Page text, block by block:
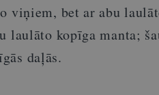
viņiem, bet ar abu
laulāto kopīga manta;
daļās.